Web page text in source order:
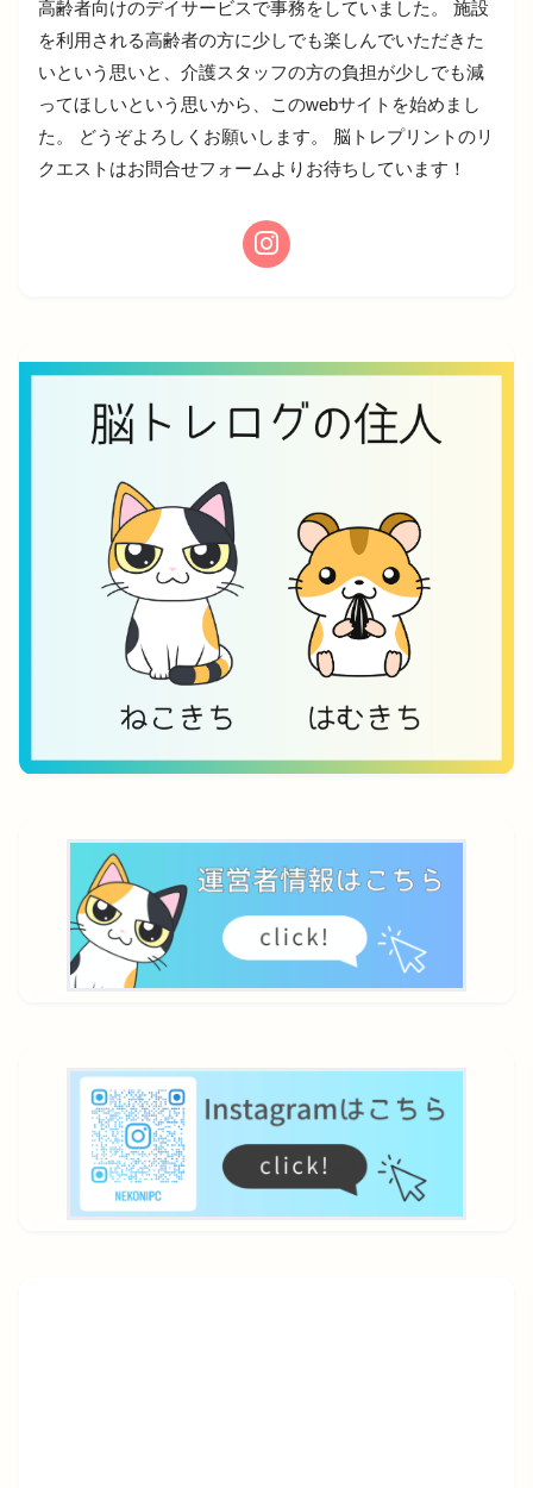
高齢者向けのデイサービスで事務をしていました。 施設
を利用される高齢者の方に少しでも楽しんでいただきた
いという思いと、介護スタッフの方の負担が少しでも減
ってほしいという思いから、このwebサイトを始めまし
た。 どうぞよろしくお願いします。 脳トレプリントのリ
クエストはお問合せフォームよりお待ちしています！